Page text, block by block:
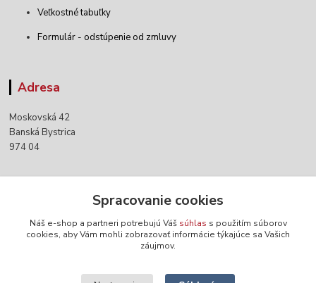
Veľkostné tabuľky
Formulár - odstúpenie od zmluvy
Adresa
Moskovská 42
Banská Bystrica
974 04
+421 903 152 158
Spracovanie cookies
Náš e-shop a partneri potrebujú Váš súhlas s použitím súborov
cookies, aby Vám mohli zobrazovať informácie týkajúce sa Vašich
záujmov.